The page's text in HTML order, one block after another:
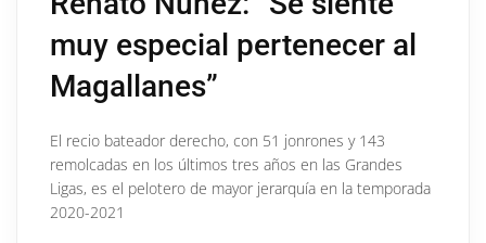
muy especial pertenecer al
Magallanes”
El recio bateador derecho, con 51 jonrones y 143
remolcadas en los últimos tres años en las Grandes
Ligas, es el pelotero de mayor jerarquía en la temporada
2020-2021